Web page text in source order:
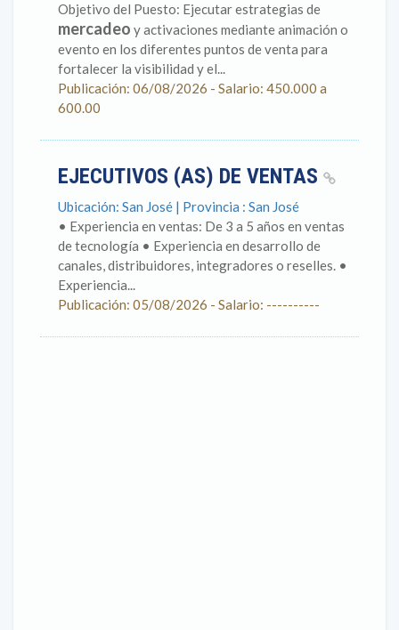
Objetivo del Puesto: Ejecutar estrategias de
mercadeo y activaciones mediante animación o
evento en los diferentes puntos de venta para
fortalecer la visibilidad y el...
Publicación: 06/08/2026 - Salario: 450.000 a
600.00
EJECUTIVOS (AS) DE VENTAS
Ubicación: San José | Provincia : San José
• Experiencia en ventas: De 3 a 5 años en ventas
de tecnología • Experiencia en desarrollo de
canales, distribuidores, integradores o reselles. •
Experiencia...
Publicación: 05/08/2026 - Salario: ----------